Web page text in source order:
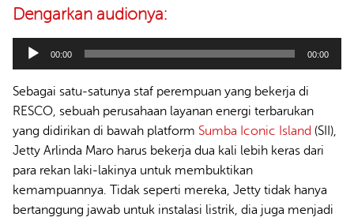
Dengarkan audionya:
Audio
Player
00:00 00:00
Sebagai satu-satunya staf perempuan yang bekerja di
RESCO, sebuah perusahaan layanan energi terbarukan
yang didirikan di bawah platform Sumba Iconic Island (SII),
Jetty Arlinda Maro harus bekerja dua kali lebih keras dari
para rekan laki-lakinya untuk membuktikan
kemampuannya. Tidak seperti mereka, Jetty tidak hanya
bertanggung jawab untuk instalasi listrik, dia juga menjadi